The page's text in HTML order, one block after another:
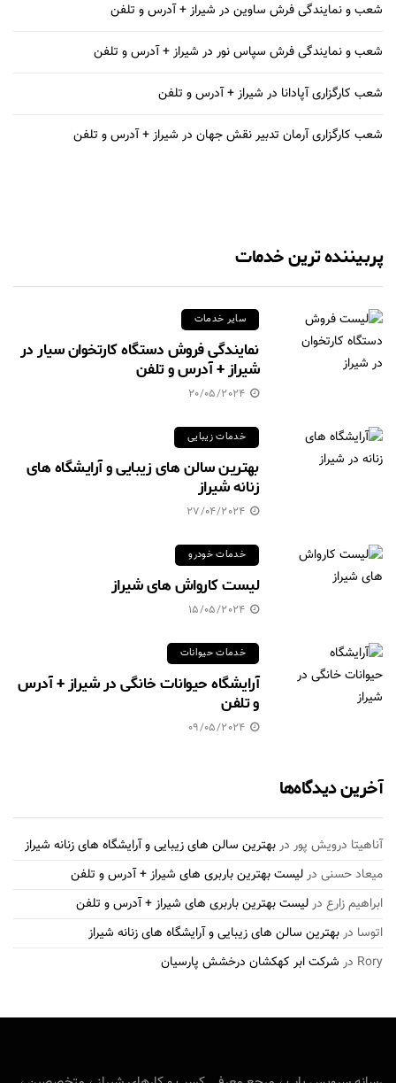
شعب و نمایندگی فرش ساوین در شیراز + آدرس و تلفن
شعب و نمایندگی فرش سپاس نور در شیراز + آدرس و تلفن
شعب کارگزاری آپادانا در شیراز + آدرس و تلفن
شعب کارگزاری آرمان تدبیر نقش جهان در شیراز + آدرس و تلفن
پربیننده ترین خدمات
سایر خدمات
نمایندگی فروش دستگاه کارتخوان سیار در
شیراز + آدرس و تلفن
20/05/2024
خدمات زیبایی
بهترین سالن های زیبایی و آرایشگاه های
زنانه شیراز
27/04/2024
خدمات خودرو
لیست کارواش های شیراز
15/05/2024
خدمات حیوانات
آرایشگاه حیوانات خانگی در شیراز + آدرس
و تلفن
09/05/2024
آخرین دیدگاه‌ها
آناهیتا درویش پور دربهترین سالن های زیبایی و آرایشگاه های زنانه شیراز
میعاد حسنی درلیست بهترین باربری های شیراز + آدرس و تلفن
ابراهیم زارع درلیست بهترین باربری های شیراز + آدرس و تلفن
اتوسا دربهترین سالن های زیبایی و آرایشگاه های زنانه شیراز
Rory در شرکت ابر کهکشان درخشش پارسیان